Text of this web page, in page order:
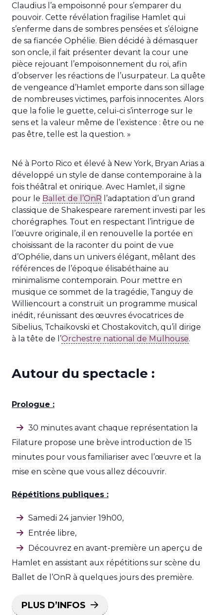
Claudius l’a empoisonné pour s’emparer du
pouvoir. Cette révélation fragilise Hamlet qui
s’enferme dans de sombres pensées et s’éloigne
de sa fiancée Ophélie. Bien décidé à démasquer
son oncle, il fait présenter devant la cour une
pièce rejouant l’empoisonnement du roi, afin
d’observer les réactions de l’usurpateur. La quête
de vengeance d’Hamlet emporte dans son sillage
de nombreuses victimes, parfois innocentes. Alors
que la folie le guette, celui-ci s’interroge sur le
sens et la valeur même de l’existence : être ou ne
pas être, telle est la question. »
Né à Porto Rico et élevé à New York, Bryan Arias a
développé un style de danse contemporaine à la
fois théâtral et onirique. Avec Hamlet, il signe
pour le Ballet de l’OnR l’adaptation d’un grand
classique de Shakespeare rarement investi par les
chorégraphes. Tout en respectant l’intrigue de
l’œuvre originale, il en renouvelle la portée en
choisissant de la raconter du point de vue
d’Ophélie, dans un univers élégant, mêlant des
références de l’époque élisabéthaine au
minimalisme contemporain. Pour mettre en
musique ce sommet de la tragédie, Tanguy de
Williencourt a construit un programme musical
inédit, réunissant des œuvres évocatrices de
Sibelius, Tchaïkovski et Chostakovitch, qu’il dirige
à la tête de l’Orchestre national de Mulhouse.
Autour du spectacle :
Prologue :
30 minutes avant chaque représentation la
Filature propose une brève introduction de 15
minutes pour vous familiariser avec l’œuvre et la
mise en scène que vous allez découvrir.
Répétitions publiques :
Samedi 24 janvier 19h00,
Entrée libre,
Découvrez en avant-première un aperçu de
Hamlet en assistant aux répétitions sur scène du
Ballet de l’OnR à quelques jours des première.
PLUS D’INFOS